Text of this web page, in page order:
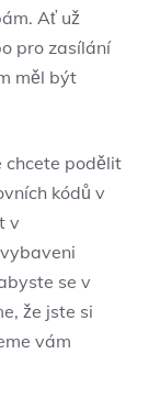
Ať už
pro zasílání
měl být
chcete podělit
kódů v
v
se v
že jste si
vám